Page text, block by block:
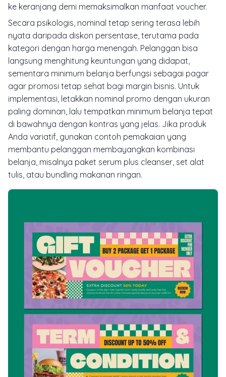
ke keranjang demi memaksimalkan manfaat voucher.
Secara psikologis, nominal tetap sering terasa lebih
nyata daripada diskon persentase, terutama pada
kategori dengan harga menengah. Pelanggan bisa
langsung menghitung keuntungan yang didapat,
sementara minimum belanja berfungsi sebagai pagar
agar promosi tetap sehat bagi margin bisnis. Untuk
implementasi, letakkan nominal promo dengan ukuran
paling dominan, lalu tempatkan minimum belanja tepat
di bawahnya dengan kontras yang jelas. Jika produk
Anda variatif, gunakan contoh pemakaian yang
membantu pelanggan membayangkan kombinasi
belanja, misalnya paket serum plus cleanser, set alat
tulis, atau bundling makanan ringan.